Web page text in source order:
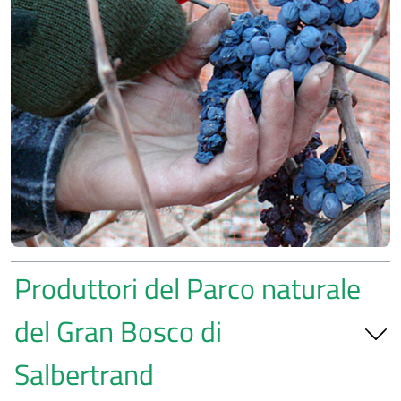
Produttori del Parco naturale
del Gran Bosco di
Salbertrand